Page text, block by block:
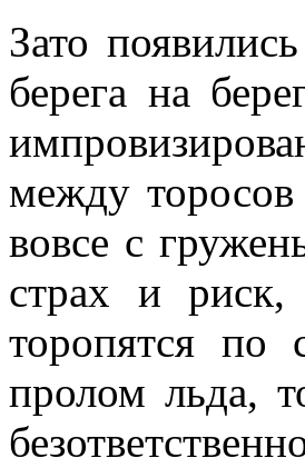
Зато
берега на
между
вовсе с
страх и
торопятся по
пролом льда,